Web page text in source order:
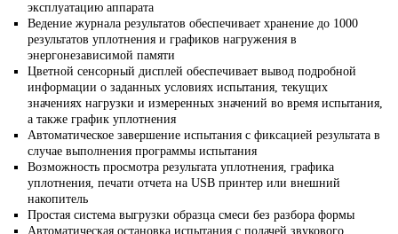
эксплуатацию аппарата
Ведение журнала результатов обеспечивает хранение до 1000
результатов уплотнения и графиков нагружения в
энергонезависимой памяти
Цветной сенсорный дисплей обеспечивает вывод подробной
информации о заданных условиях испытания, текущих
значениях нагрузки и измеренных значений во время испытания,
а также график уплотнения
Автоматическое завершение испытания с фиксацией результата в
случае выполнения программы испытания
Возможность просмотра результата уплотнения, графика
уплотнения, печати отчета на USB принтер или внешний
накопитель
Простая система выгрузки образца смеси без разбора формы
Автоматическая остановка испытания с подачей звукового